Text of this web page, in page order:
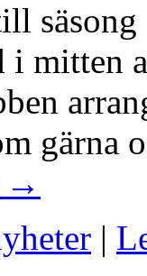
i mitten
gärna
→
|